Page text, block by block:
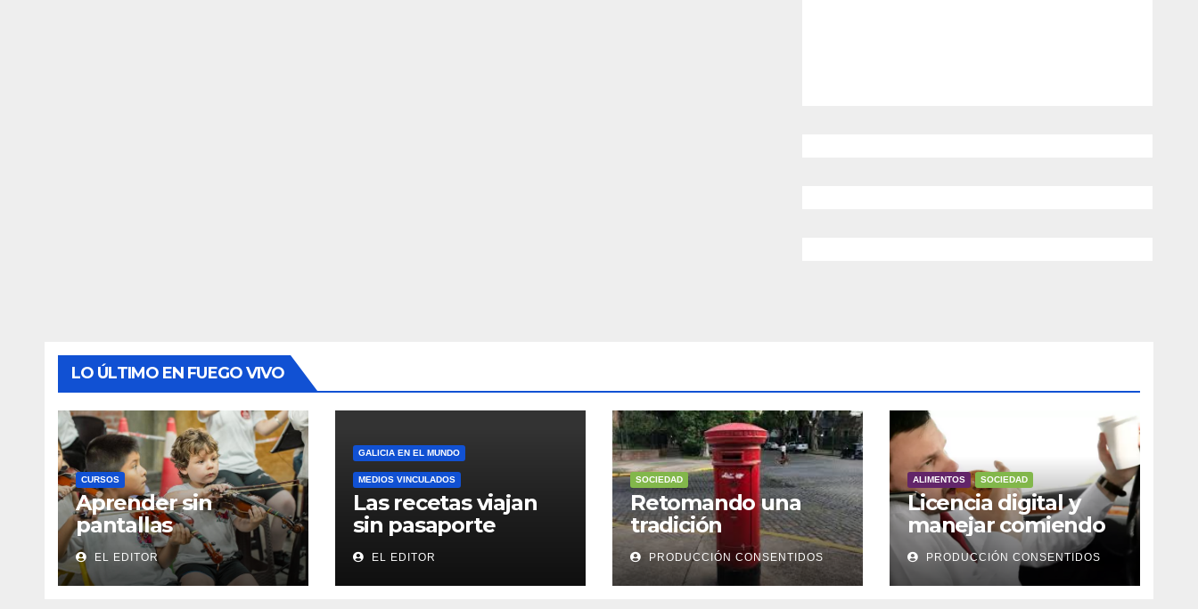
LO ÚLTIMO EN FUEGO VIVO
CURSOS
Aprender sin
pantallas
EL EDITOR
GALICIA EN EL MUNDO
MEDIOS VINCULADOS
Las recetas viajan
sin pasaporte
EL EDITOR
SOCIEDAD
Retomando una
tradición
PRODUCCIÓN CONSENTIDOS
ALIMENTOS SOCIEDAD
Licencia digital y
manejar comiendo
PRODUCCIÓN CONSENTIDOS